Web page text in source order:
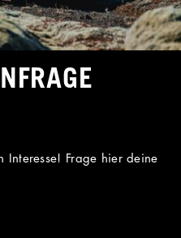
Frage hier deine